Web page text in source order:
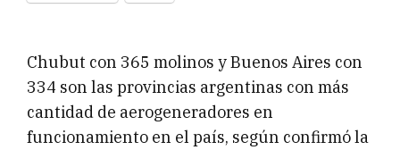
Chubut con 365 molinos y Buenos Aires con
334 son las provincias argentinas con más
cantidad de aerogeneradores en
funcionamiento en el país, según confirmó la